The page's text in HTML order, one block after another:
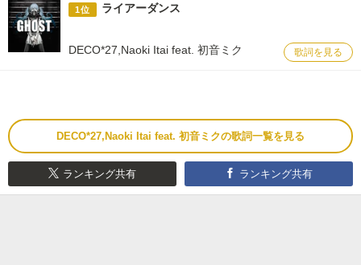
1位 ライアーダンス
DECO*27,Naoki Itai feat. 初音ミク 歌詞を見る
DECO*27,Naoki Itai feat. 初音ミクの歌詞一覧を見る
ランキング共有 ランキング共有